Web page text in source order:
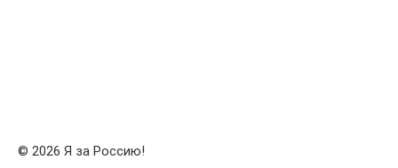
© 2026 Я за Россию!